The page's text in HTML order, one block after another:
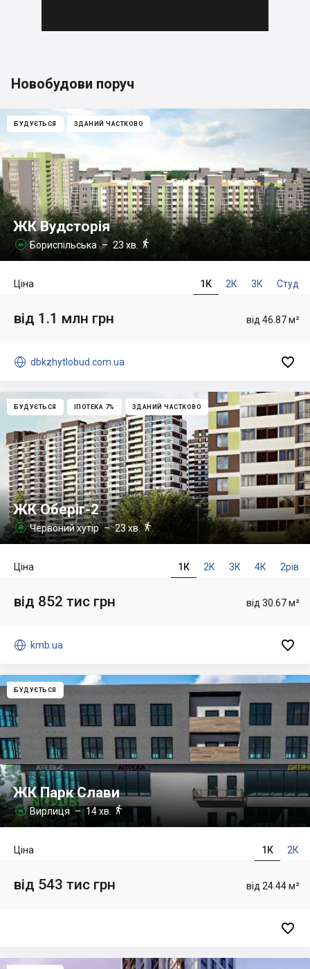
Новобудови поруч
БУДУЄТЬСЯ ЗДАНИЙ ЧАСТКОВО
ЖК Вудсторія
 Бориспільська– 23 хв. 
1К 2К 3К Студ
Ціна
від 46.87 м²
від 1.1 млн грн
 dbkzhytlobud.com.ua 
БУДУЄТЬСЯ ІПОТЕКА 7% ЗДАНИЙ ЧАСТКОВО
ЖК Оберіг-2
 Червоний хутір– 23 хв.
1К 2К 3К 4К 2рів
Ціна
від 30.67 м²
від 852 тис грн
 kmb.ua 
БУДУЄТЬСЯ
ЖК Парк Слави
 Вирлиця – 14 хв. 
1К 2К
Ціна
від 24.44 м²
від 543 тис грн
